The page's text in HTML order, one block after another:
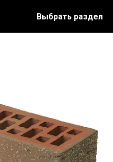
Выбрать раздел